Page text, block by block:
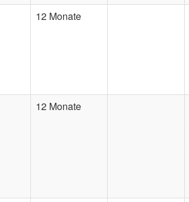
12 Monate
12 Monate